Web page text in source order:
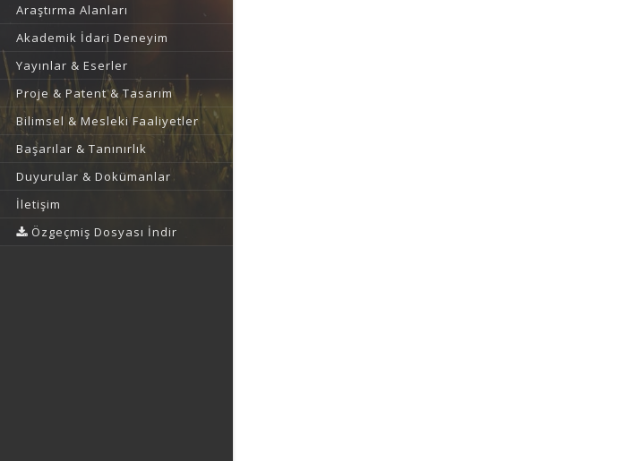
Araştırma Alanları
Akademik İdari Deneyim
Yayınlar & Eserler
Proje & Patent & Tasarım
Bilimsel & Mesleki Faaliyetler
Başarılar & Tanınırlık
Duyurular & Dokümanlar
İletişim
Özgeçmiş Dosyası İndir